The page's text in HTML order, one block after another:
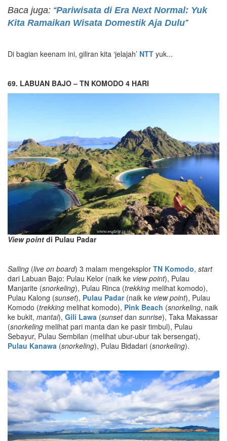
Baca juga: “Pariwisata di Era Next Normal: Yuk
Kita Ramaikan Wisata Domestik Aja Dulu”
Di bagian keenam ini, giliran kita ‘jelajah’ NTT yuk...
69. LABUAN BAJO – TN KOMODO 4 HARI
View point di Pulau Padar
Sailing (live on board) 3 malam mengeksplor TN Komodo, start
dari Labuan Bajo: Pulau Kelor (naik ke view point), Pulau
Manjarite (snorkeling), Pulau Rinca (trekking melihat komodo),
Pulau Kalong (sunset), Pulau Padar(naik ke view point), Pulau
Komodo (trekking melihat komodo), Pink Beach (snorkeling, naik
ke bukit, mantai), Gili Lawa (sunsetdan sunrise), Taka Makassar
(snorkeling melihat pari manta dan ke pasir timbul), Pulau
Sebayur, Pulau Sembilan (melihat ubur-ubur tak bersengat),
Pulau Kanawa (snorkeling), Pulau Bidadari (snorkeling).